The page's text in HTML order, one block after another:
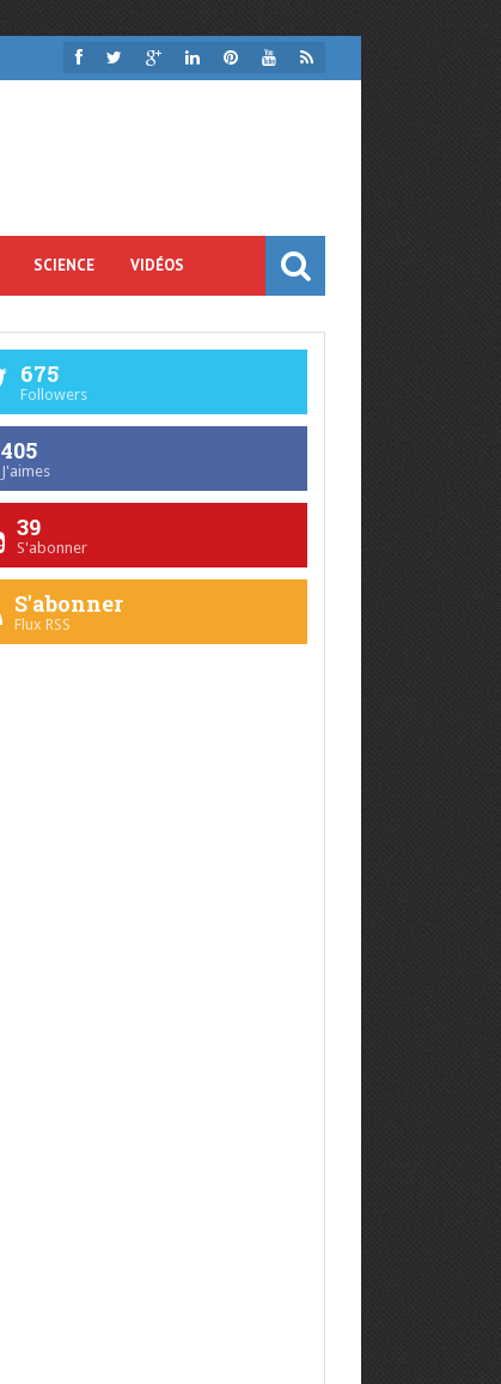
SCIENCE VIDÉOS
675
Followers
405
J'aimes
39
S'abonner
S'abonner
Flux RSS